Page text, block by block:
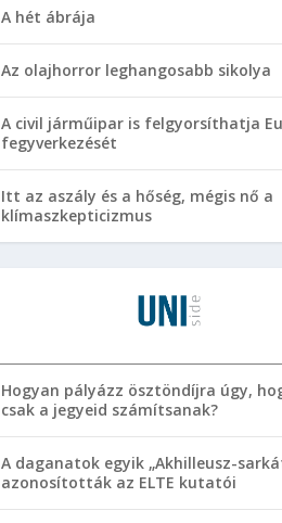
A hét ábrája
Az olajhorror leghangosabb sikolya
A civil járműipar is felgyorsíthatja
fegyverkezését
Itt az aszály és a hőség, mégis nő a
klímaszkepticizmus
Hogyan pályázz ösztöndíjra úgy,
csak a jegyeid számítsanak?
A daganatok egyik „Akhilleusz-
azonosították az ELTE kutatói